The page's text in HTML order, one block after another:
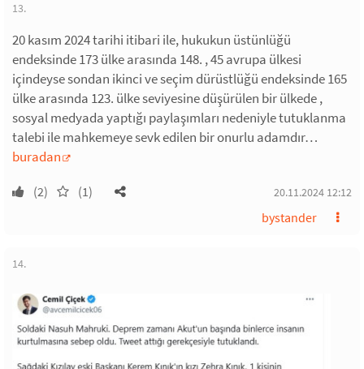
13.
20 kasım 2024 tarihi itibari ile, hukukun üstünlüğü
endeksinde 173 ülke arasında 148. , 45 avrupa ülkesi
içindeyse sondan ikinci ve seçim dürüstlüğü endeksinde 165
ülke arasında 123. ülke seviyesine düşürülen bir ülkede ,
sosyal medyada yaptığı paylaşımları nedeniyle tutuklanma
talebi ile mahkemeye sevk edilen bir onurlu adamdır…
buradan
(2) (1) 20.11.2024 12:12
bystander
14.